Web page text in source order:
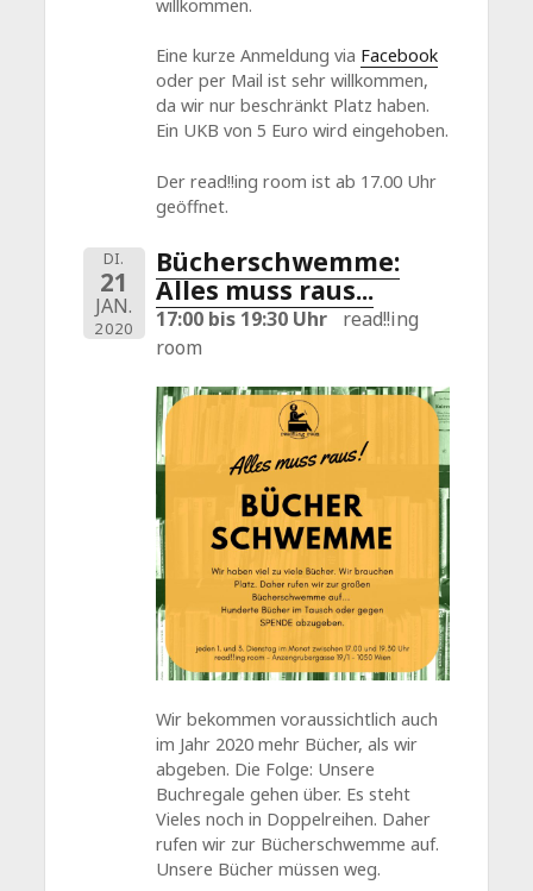
willkommen.
Eine kurze Anmeldung via Facebook
oder per Mail ist sehr willkommen,
da wir nur beschränkt Platz haben.
Ein UKB von 5 Euro wird eingehoben.
Der read!!ing room ist ab 17.00 Uhr
geöffnet.
DI.
21
JAN.
2020
Bücherschwemme:
Alles muss raus...
17:00 bis 19:30 Uhr
read!!ing
room
Wir bekommen voraussichtlich auch
im Jahr 2020 mehr Bücher, als wir
abgeben. Die Folge: Unsere
Buchregale gehen über. Es steht
Vieles noch in Doppelreihen. Daher
rufen wir zur Bücherschwemme auf.
Unsere Bücher müssen weg.